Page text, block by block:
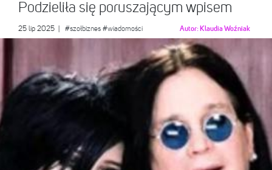
Podzieliła się poruszającym wpisem
25 lip 2025 #szołbiznes #wiadomości Autor: Klaudia Woźniak